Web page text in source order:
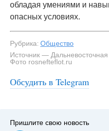
обладая умениями и
опасных условиях.
Рубрика: Общество
Источник — Дальневосточная
Фото rosnefteflot.ru
Обсудить в Telegram
Пришлите свою новость